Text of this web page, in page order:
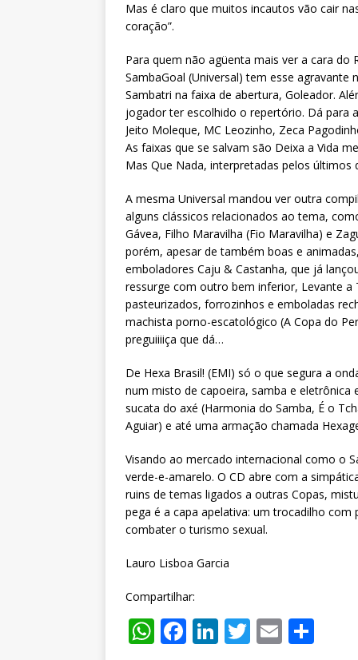
Mas é claro que muitos incautos vão cair
coração”.
Para quem não agüenta mais ver a cara do
SambaGoal (Universal) tem esse agravante
Sambatri na faixa de abertura, Goleador.
jogador ter escolhido o repertório. Dá para
Jeito Moleque, MC Leozinho, Zeca
As faixas que se salvam são Deixa a Vida
Mas Que Nada, interpretadas pelos
A mesma Universal mandou ver outra
alguns clássicos relacionados ao tema,
Gávea, Filho Maravilha (Fio Maravilha) e
porém, apesar de também boas e
emboladores Caju & Castanha, que já
ressurge com outro bem inferior, Levante a
pasteurizados, forrozinhos e emboladas
machista porno-escatológico (A Copa do
preguiiiiça que dá…
De Hexa Brasil! (EMI) só o que segura a
num misto de capoeira, samba e
sucata do axé (Harmonia do Samba, É o
Aguiar) e até uma armação chamada
Visando ao mercado internacional como o
verde-e-amarelo. O CD abre com a
ruins de temas ligados a outras Copas,
pega é a capa apelativa: um trocadilho com
combater o turismo sexual.
Lauro Lisboa Garcia
Compartilhar:
W F Li T E